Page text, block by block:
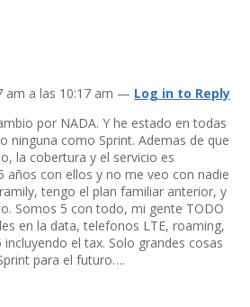
am a las 10:17 am — Log in to Reply
por NADA. Y he estado en todas
ninguna como Sprint. Ademas de que
la cobertura y el servicio es
años con ellos y no me veo con nadie
tengo el plan familiar anterior, y
Somos 5 con todo, mi gente TODO
en la data, telefonos LTE, roaming,
el tax. Solo grandes cosas
para el futuro….